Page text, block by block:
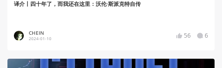
译介丨四十年了，而我还在这里：沃伦·斯派克特自传
CHEIN
2024-01-10 56 6